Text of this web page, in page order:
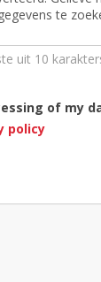
uit 10
of my
policy